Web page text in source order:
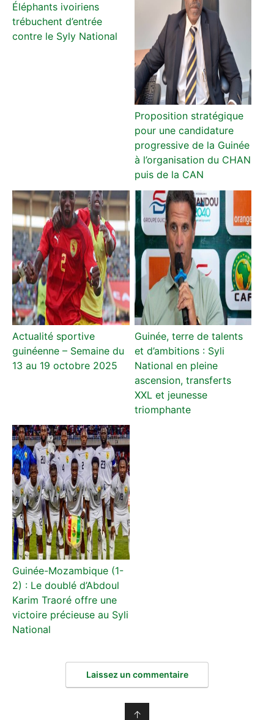
Éléphants ivoiriens
trébuchent d’entrée
contre le Syly National
Proposition stratégique
pour une candidature
progressive de la Guinée
à l’organisation du CHAN
puis de la CAN
Actualité sportive
guinéenne – Semaine du
13 au 19 octobre 2025
Guinée, terre de talents
et d’ambitions : Syli
National en pleine
ascension, transferts
XXL et jeunesse
triomphante
Guinée-Mozambique (1-
2) : Le doublé d’Abdoul
Karim Traoré offre une
victoire précieuse au Syli
National
Laissez un commentaire
↑